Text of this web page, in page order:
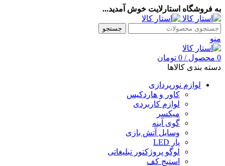
به فروشگاه استارلایت خوش آمدید...
جستجو
منو
0 محصول /
0 تومان
دسته بندی کالاها
لوازم نورپردازی
کاور و هاردکیس
لوازم کاربردی
میکسر
گوی آینه
وسایل آتش بازی
پار LED
لوگو پروژکتور تبلیغاتی
استیج کف